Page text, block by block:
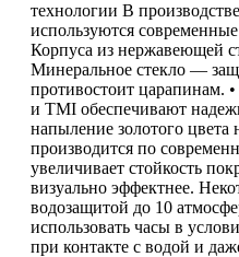
технологии В
используются
Корпуса из нержавеющей
Минеральное стекло —
противостоит царапинам.
и TMI обеспечивают
напыление золотого цвета
производится по
увеличивает стойкость
визуально эффектнее.
водозащитой до 10
использовать часы в
при контакте с водой и